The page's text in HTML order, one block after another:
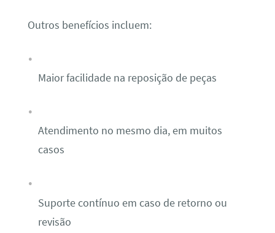
Outros benefícios incluem:
Maior facilidade na reposição de peças
Atendimento no mesmo dia, em muitos
casos
Suporte contínuo em caso de retorno ou
revisão